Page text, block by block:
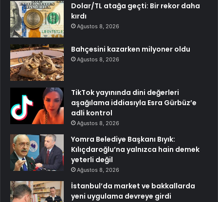
Dolar/TL atağa geçti: Bir rekor daha
kırdı
Ağustos 8, 2026
Bahçesini kazarken milyoner oldu
Ağustos 8, 2026
TikTok yayınında dini değerleri
aşağılama iddiasıyla Esra Gürbüz’e
adli kontrol
Ağustos 8, 2026
Yomra Belediye Başkanı Bıyık:
Kılıçdaroğlu’na yalnızca hain demek
yeterli değil
Ağustos 8, 2026
İstanbul’da market ve bakkallarda
yeni uygulama devreye girdi